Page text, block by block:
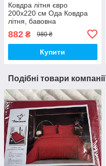
Ковдра літня євро
200х220 см Ода Ковдра
літня, бавовна
ковдру ODA
882 ₴ 980 ₴
Купити
Подібні товари компанії